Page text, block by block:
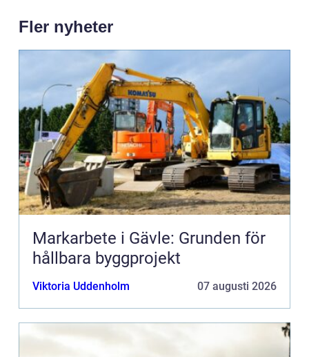
Fler nyheter
Markarbete i Gävle: Grunden för
hållbara byggprojekt
Viktoria Uddenholm 07 augusti 2026